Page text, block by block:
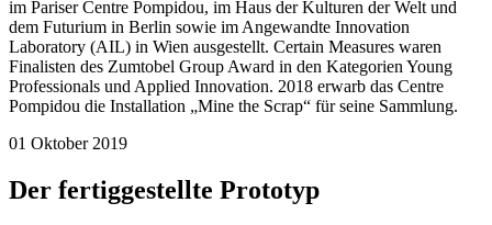
im Pariser Centre Pompidou, im Haus der Kulturen der Welt und
dem Futurium in Berlin sowie im Angewandte Innovation
Laboratory (AIL) in Wien ausgestellt. Certain Measures waren
Finalisten des Zumtobel Group Award in den Kategorien Young
Professionals und Applied Innovation. 2018 erwarb das Centre
Pompidou die Installation „Mine the Scrap“ für seine Sammlung.
01 Oktober 2019
Der fertiggestellte Prototyp